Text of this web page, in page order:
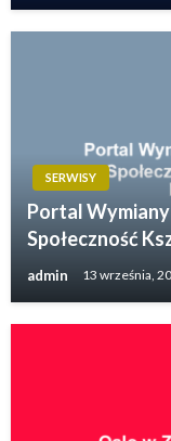
SERWISY
Portal
Społeczność
admin 13 września,